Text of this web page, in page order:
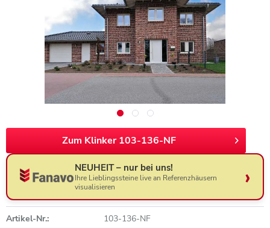
Zum Klinker 103-136-NF
NEUHEIT – nur bei uns!
Ihre Lieblingssteine live an Referenzhäusern
visualisieren
Artikel-Nr.: 103-136-NF